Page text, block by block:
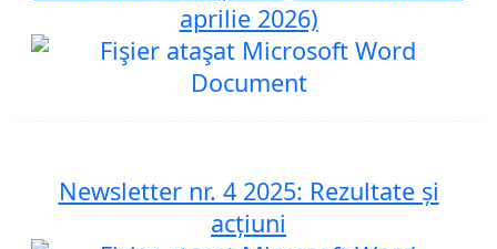
aprilie 2026)
Newsletter nr. 4 2025: Rezultate și
acțiuni